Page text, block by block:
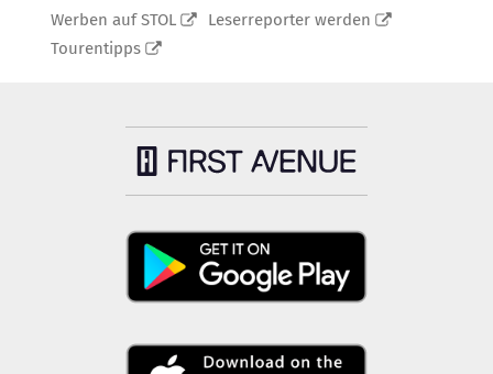
Werben auf STOL
Leserreporter werden
Tourentipps